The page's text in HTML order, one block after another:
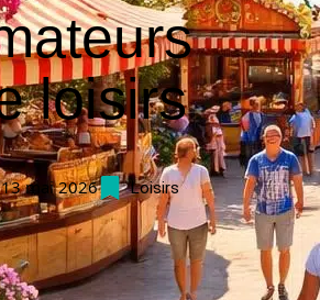
loisirs
13 mai 2026 Loisirs